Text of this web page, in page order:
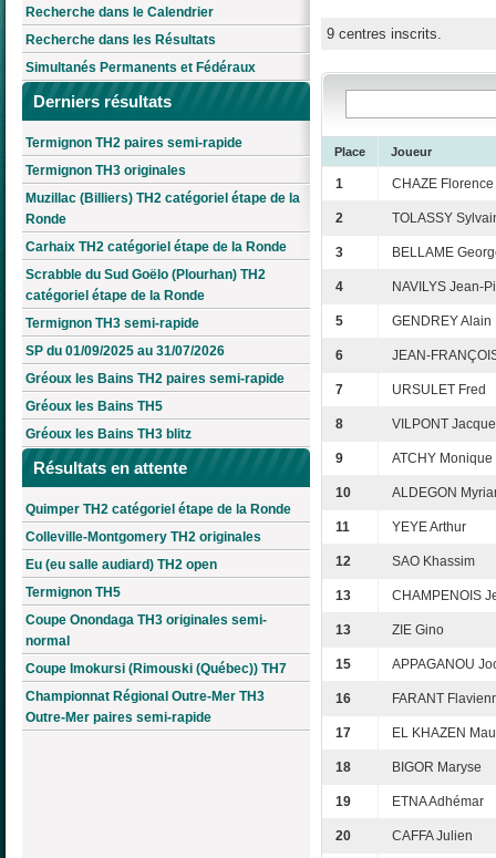
Recherche dans le Calendrier
Recherche dans les Résultats
Simultanés Permanents et Fédéraux
Derniers résultats
Termignon TH2 paires semi-rapide
Termignon TH3 originales
Muzillac (Billiers) TH2 catégoriel étape de la
Ronde
Carhaix TH2 catégoriel étape de la Ronde
Scrabble du Sud Goëlo (Plourhan) TH2
catégoriel étape de la Ronde
Termignon TH3 semi-rapide
SP du 01/09/2025 au 31/07/2026
Gréoux les Bains TH2 paires semi-rapide
Gréoux les Bains TH5
Gréoux les Bains TH3 blitz
Résultats en attente
Quimper TH2 catégoriel étape de la Ronde
Colleville-Montgomery TH2 originales
Eu (eu salle audiard) TH2 open
Termignon TH5
Coupe Onondaga TH3 originales semi-
normal
Coupe Imokursi (Rimouski (Québec)) TH7
Championnat Régional Outre-Mer TH3
Outre-Mer paires semi-rapide
9 centres inscrits.
Place Joueur
1 CHAZE Florence
2 TOLASSY
3 BELLAME
4 NAVILYS Jean-
5 GENDREY Alain
6 JEAN-
7 URSULET Fred
8 VILPONT
9 ATCHY Monique
10 ALDEGON
11 YEYE Arthur
12 SAO Khassim
13 CHAMPENOIS
13 ZIE Gino
15 APPAGANOU
16 FARANT
17 EL KHAZEN
18 BIGOR Maryse
19 ETNA Adhémar
20 CAFFA Julien